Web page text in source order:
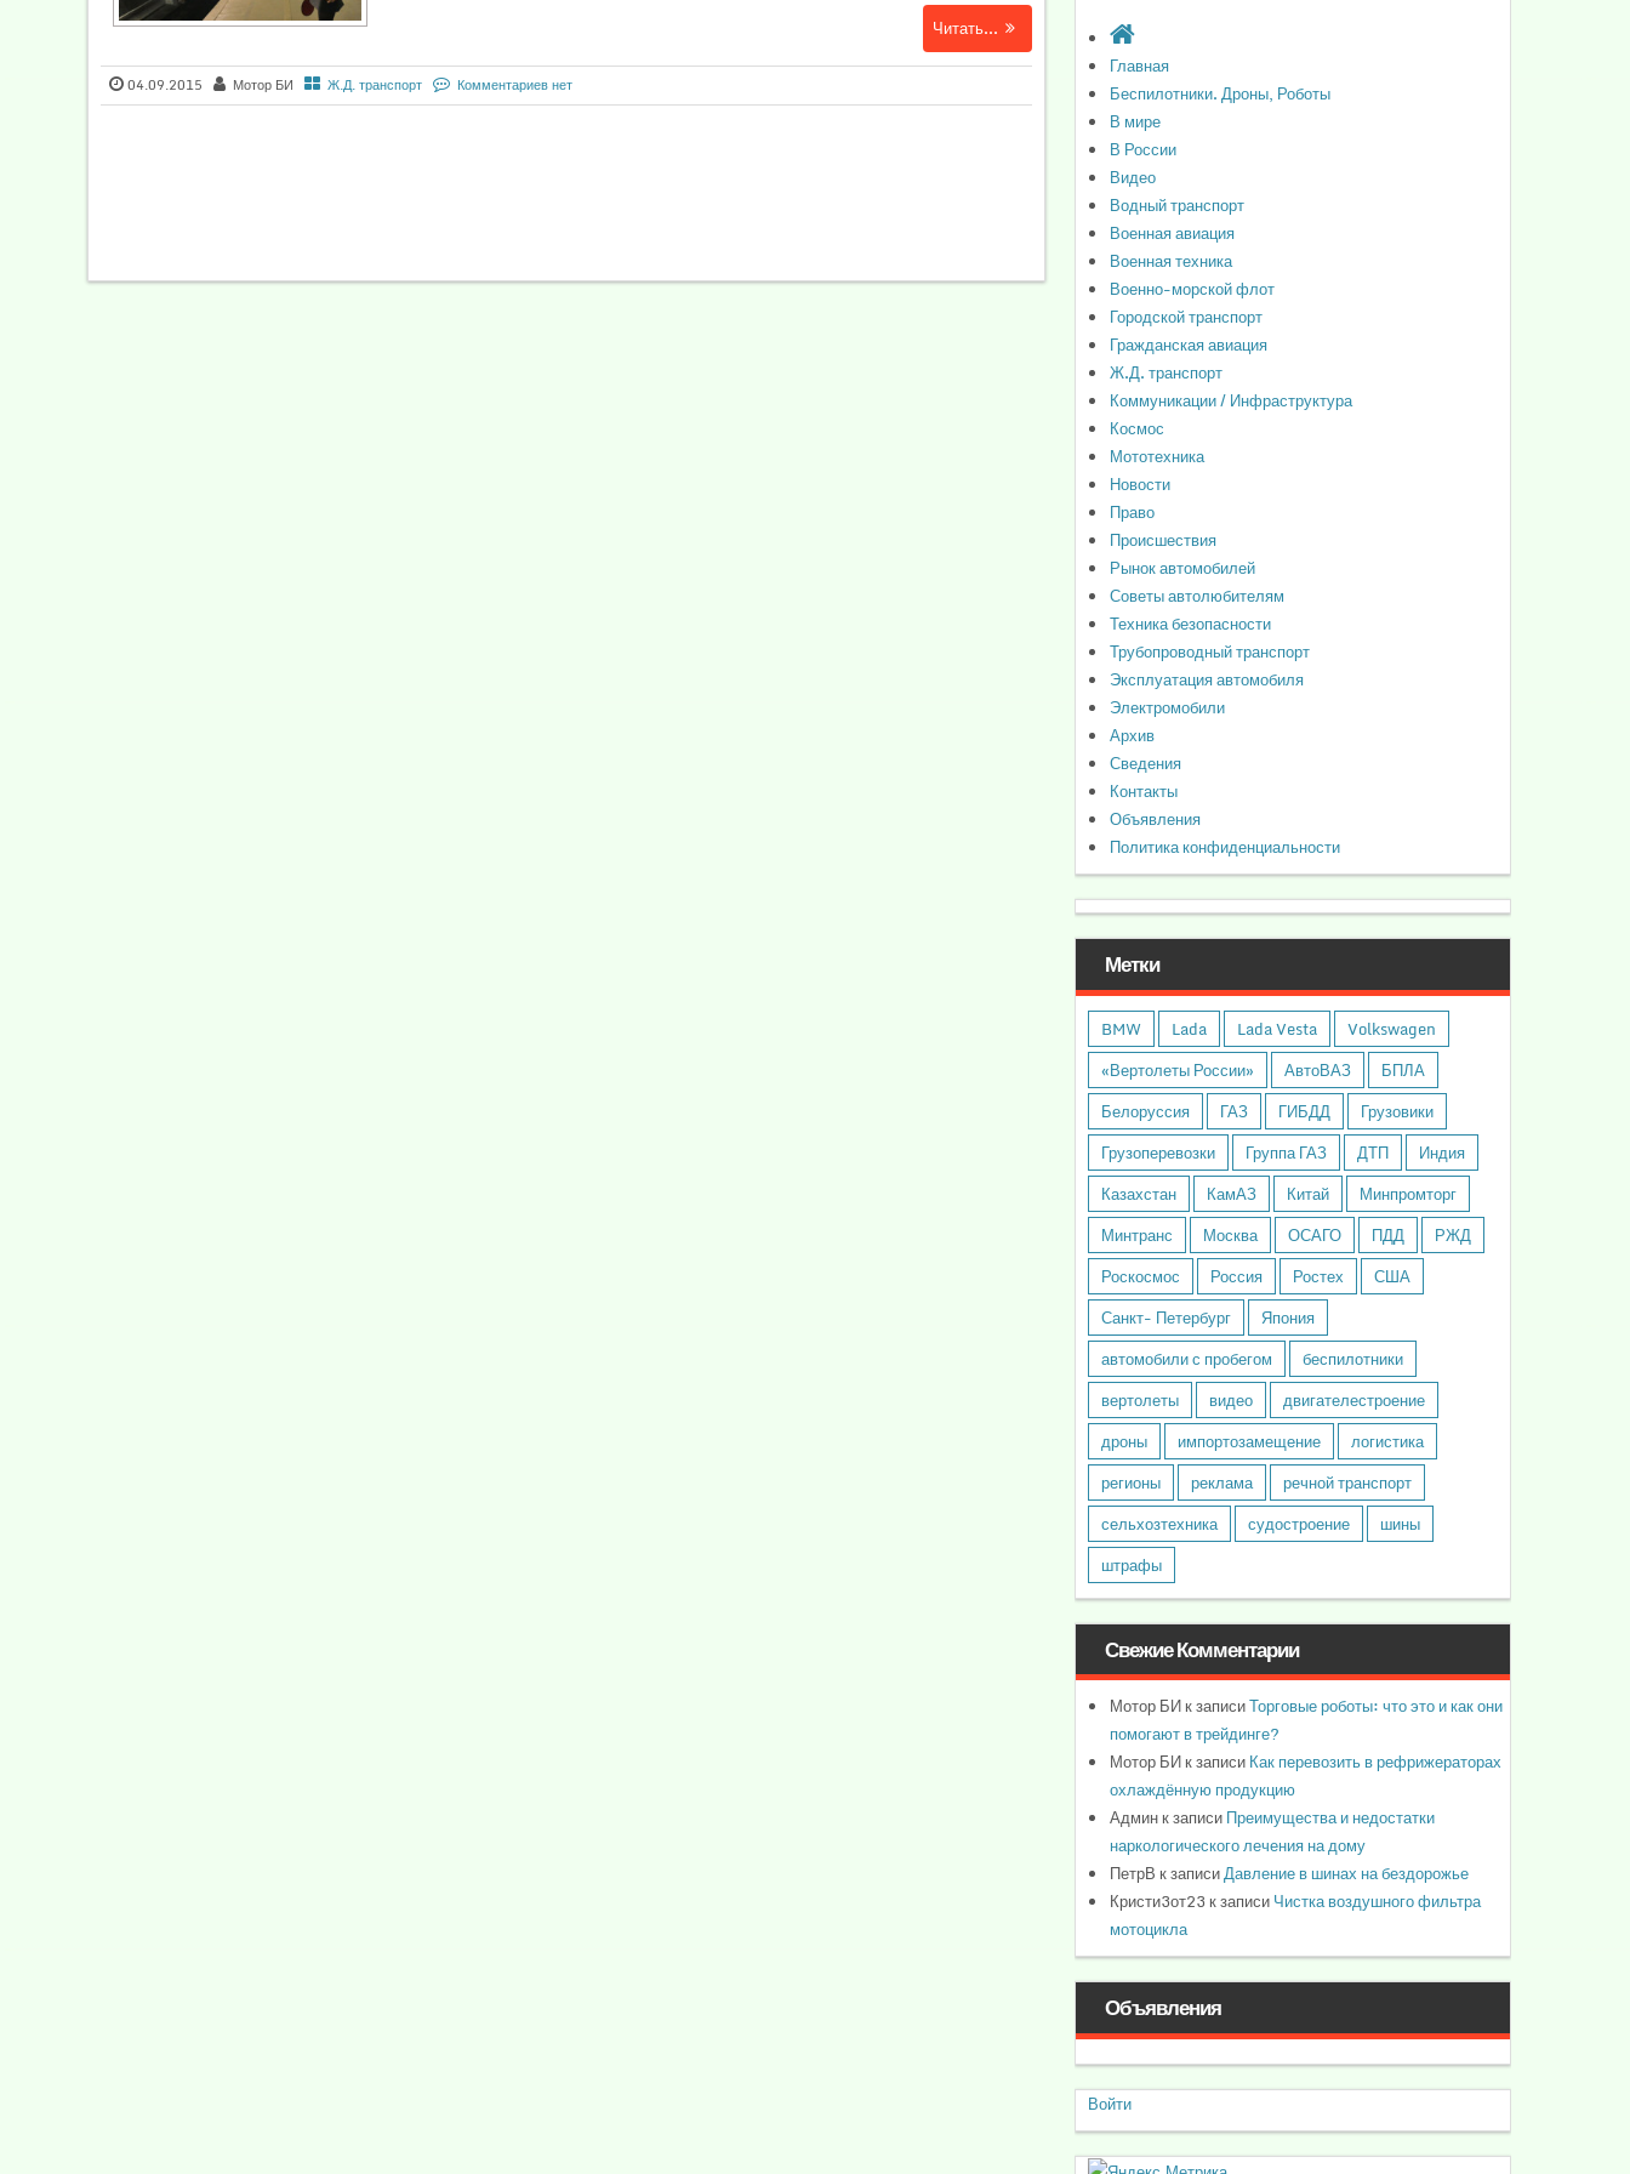
Читать...
04.09.2015 Мотор БИ Ж.Д. транспорт Комментариев нет
Главная
Беспилотники. Дроны, Роботы
В мире
В России
Видео
Водный транспорт
Военная авиация
Военная техника
Военно-морской флот
Городской транспорт
Гражданская авиация
Ж.Д. транспорт
Коммуникации / Инфраструктура
Космос
Мототехника
Новости
Право
Происшествия
Рынок автомобилей
Советы автолюбителям
Техника безопасности
Трубопроводный транспорт
Эксплуатация автомобиля
Электромобили
Архив
Сведения
Контакты
Объявления
Политика конфиденциальности
Метки
BMW Lada Lada Vesta
Volkswagen
«Вертолеты России»
АвтоВАЗ
БПЛА
Белоруссия
ГАЗ ГИБДД
Грузовики
Грузоперевозки
Группа ГАЗ ДТП
Индия
Казахстан
КамАЗ Китай
Минпромторг
Минтранс
Москва ОСАГО ПДД
РЖД
Роскосмос
Россия Ростех
США
Санкт- Петербург
Япония
автомобили с пробегом
беспилотники
вертолеты
видео
двигателестроение
дроны
импортозамещение
логистика
регионы
реклама
речной транспорт
сельхозтехника
судостроение
шины
штрафы
Свежие Комментарии
Мотор БИк записиТорговые роботы: что это и как они
помогают в трейдинге?
Мотор БИк записиКак перевозить в рефрижераторах
охлаждённую продукцию
Админк записиПреимущества и недостатки
наркологического лечения на дому
ПетрВ к записиДавление в шинах на бездорожье
Кристи3от23 к записиЧистка воздушного фильтра
мотоцикла
Объявления
Войти